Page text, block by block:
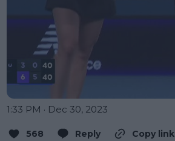
1:33 PM · Dec 30, 2023
568 Reply
Copy link